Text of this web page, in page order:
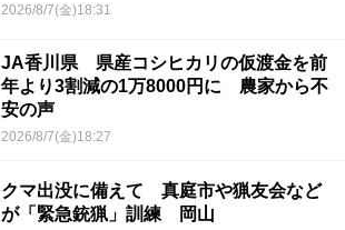
2026/8/7(金)18:31
JA香川県 県産コシヒカリの仮渡金を前
年より3割減の1万8000円に 農家から不
安の声
2026/8/7(金)18:27
クマ出没に備えて 真庭市や猟友会など
が「緊急銃猟」訓練 岡山